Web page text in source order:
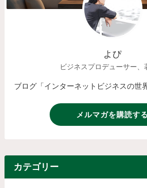
よぴ
ビジネスプロデューサー、
ブログ「インターネットビジネスの世
メルマガを購読する
カテゴリー